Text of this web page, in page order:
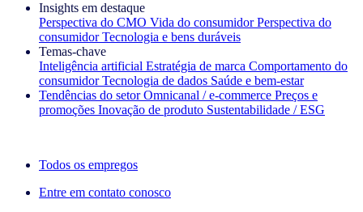
Insights em destaque
Perspectiva do CMO Vida do consumidor Perspectiva do
consumidor Tecnologia e bens duráveis
Temas‑chave
Inteligência artificial Estratégia de marca Comportamento do
consumidor Tecnologia de dados Saúde e bem‑estar
Tendências do setor Omnicanal / e‑commerce Preços e
promoções Inovação de produto Sustentabilidade / ESG
Todos os empregos
Entre em contato conosco